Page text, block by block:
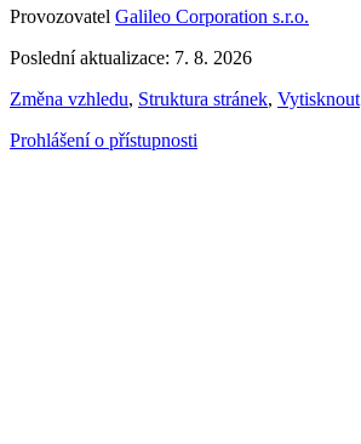
Provozovatel Galileo Corporation s.r.o.
Poslední aktualizace: 7. 8. 2026
Změna vzhledu, Struktura stránek, Vytisknout
Prohlášení o přístupnosti